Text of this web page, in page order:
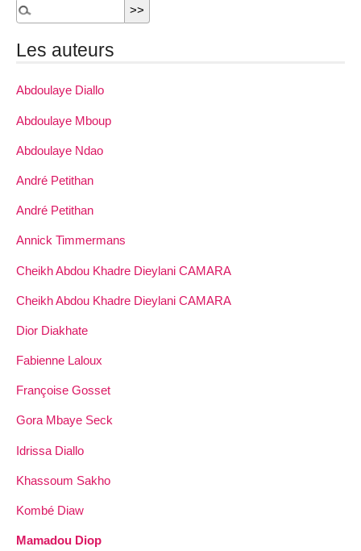
Les auteurs
Abdoulaye Diallo
Abdoulaye Mboup
Abdoulaye Ndao
André Petithan
André Petithan
Annick Timmermans
Cheikh Abdou Khadre Dieylani CAMARA
Cheikh Abdou Khadre Dieylani CAMARA
Dior Diakhate
Fabienne Laloux
Françoise Gosset
Gora Mbaye Seck
Idrissa Diallo
Khassoum Sakho
Kombé Diaw
Mamadou Diop